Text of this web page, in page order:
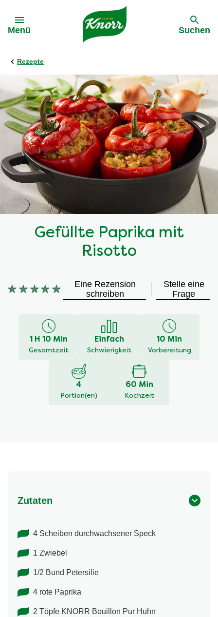
Menü Suchen
Rezepte
Gefüllte Paprika mit
Risotto
Keine
recipe
Eine Rezension
schreiben
Stelle eine
Frage
1 H 10 Min
Gesamtzeit
Einfach
Schwierigkeit
10 Min
Vorbereitung
4
Portion(en)
60 Min
Kochzeit
Zutaten
4 Scheiben durchwachsener Speck
1 Zwiebel
1/2 Bund Petersilie
4 rote Paprika
2 Töpfe KNORR Bouillon Pur Huhn